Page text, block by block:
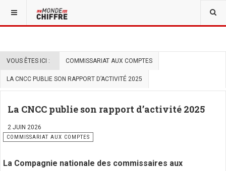
VOUS ÊTES ICI : COMMISSARIAT AUX COMPTES
LA CNCC PUBLIE SON RAPPORT D’ACTIVITÉ 2025
La CNCC publie son rapport d’activité 2025
2 JUIN 2026
COMMISSARIAT AUX COMPTES
La Compagnie nationale des commissaires aux